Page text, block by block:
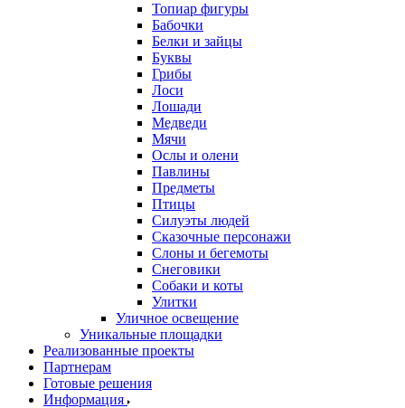
Топиар фигуры
Бабочки
Белки и зайцы
Буквы
Грибы
Лоси
Лошади
Медведи
Мячи
Ослы и олени
Павлины
Предметы
Птицы
Силуэты людей
Сказочные персонажи
Слоны и бегемоты
Снеговики
Собаки и коты
Улитки
Уличное освещение
Уникальные площадки
Реализованные проекты
Партнерам
Готовые решения
Информация